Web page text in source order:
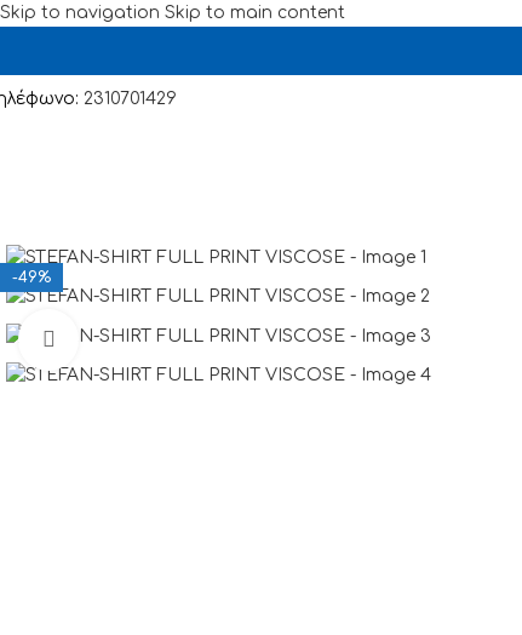
Skip to navigation Skip to main content
2310701429
-49%
Click to enlarge